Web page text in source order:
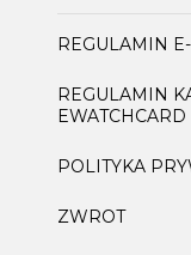
REGULAMIN
REGULAMIN
EWATCHCARD
POLITYKA
ZWROT